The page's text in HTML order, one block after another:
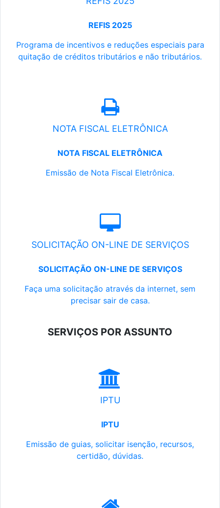
REFIS 2025
Programa de incentivos e reduções especiais para
quitação de créditos tributários e não tributários.
NOTA FISCAL ELETRÔNICA
NOTA FISCAL ELETRÔNICA
Emissão de Nota Fiscal Eletrônica.
SOLICITAÇÃO ON-LINE DE SERVIÇOS
SOLICITAÇÃO ON-LINE DE SERVIÇOS
Faça uma solicitação através da internet, sem
precisar sair de casa.
SERVIÇOS POR ASSUNTO
IPTU
IPTU
Emissão de guias, solicitar isenção, recursos,
certidão, dúvidas.